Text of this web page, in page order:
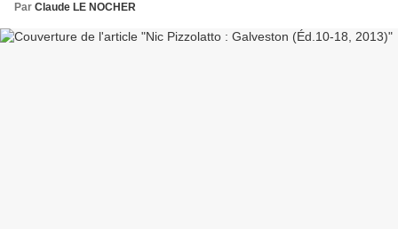
Par Claude LE NOCHER